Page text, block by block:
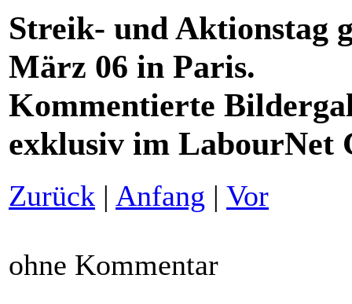
Streik- und Aktionstag
März 06 in Paris.
Kommentierte
exklusiv im LabourNet
Zurück | Anfang | Vor
ohne Kommentar